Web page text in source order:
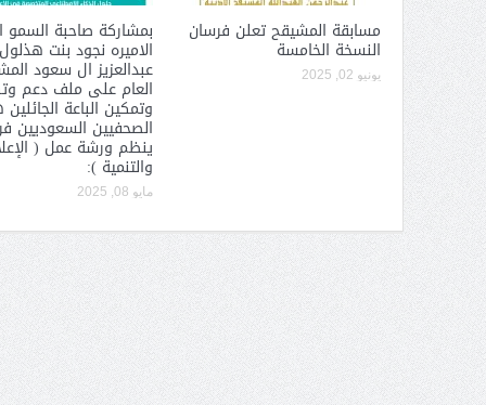
مسابقة المشيقح تعلن فرسان
النسخة الخامسة
يونيو 02, 2025
بمشاركة صاحبة السمو
الاميره نجود بنت
عبدالعزيز ال سعود
العام على ملف دعم
وتمكين الباعة
الصحفيين السعوديين
ينظم ورشة عمل (
والتنمية ):
مايو 08, 2025